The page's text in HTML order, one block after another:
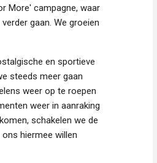
More' campagne, waar
gaan. We groeien
en sportieve
steeds meer gaan
weer op te roepen
weer in aanraking
schakelen we de
hiermee willen